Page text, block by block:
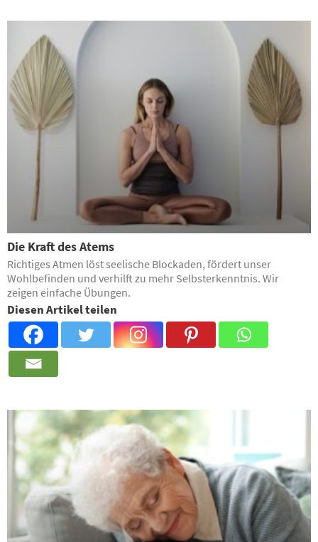
Die Kraft des Atems
Richtiges Atmen löst seelische Blockaden, fördert unser
Wohlbefinden und verhilft zu mehr Selbsterkenntnis. Wir
zeigen einfache Übungen.
Diesen Artikel teilen